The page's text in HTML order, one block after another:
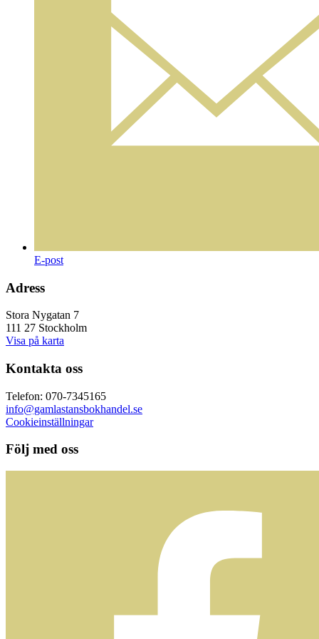
E-post
Adress
Stora Nygatan 7
111 27 Stockholm
Visa på karta
Kontakta oss
Telefon: 070-7345165
info@gamlastansbokhandel.se
Cookieinställningar
Följ med oss